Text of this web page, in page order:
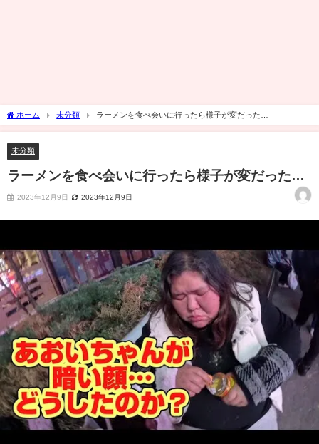
ホーム 未分類 ラーメンを食べ会いに行ったら様子が変だった…
未分類
ラーメンを食べ会いに行ったら様子が変だった…
2023年12月9日 2023年12月9日